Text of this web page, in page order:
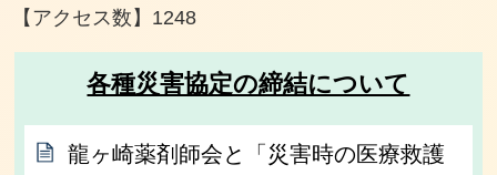
【アクセス数】 1248
各種災害協定の締結について
龍ヶ崎薬剤師会と「災害時の医療救護